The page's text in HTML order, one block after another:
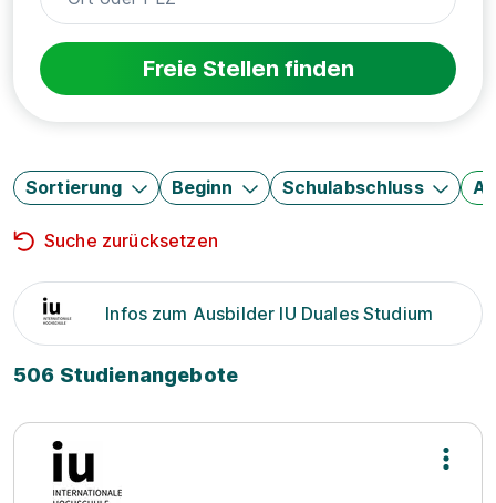
Freie Stellen finden
Sortierung Beginn Schulabschluss
Suche zurücksetzen
Infos zum Ausbilder IU Duales Studium
506 Studienangebote